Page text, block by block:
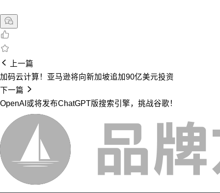
上一篇
加码云计算！亚马逊将向新加坡追加90亿美元投资
下一篇
OpenAI或将发布ChatGPT版搜索引擎，挑战谷歌！